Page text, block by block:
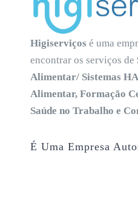
Higiserviços é uma
encontrar os serviços de
Alimentar/ Sistemas
Alimentar, Formação
Saúde no Trabalho e
É Uma Empresa